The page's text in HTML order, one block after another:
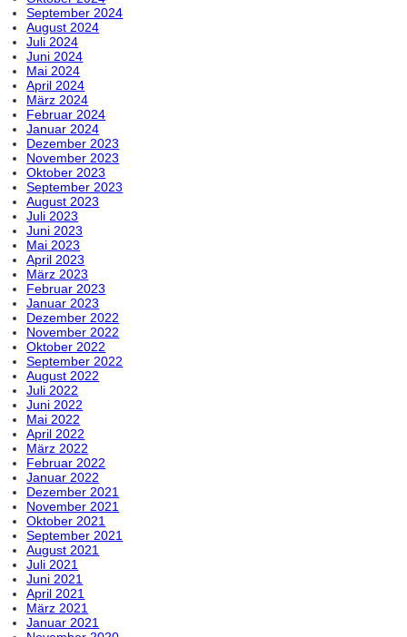
September 2024
August 2024
Juli 2024
Juni 2024
Mai 2024
April 2024
März 2024
Februar 2024
Januar 2024
Dezember 2023
November 2023
Oktober 2023
September 2023
August 2023
Juli 2023
Juni 2023
Mai 2023
April 2023
März 2023
Februar 2023
Januar 2023
Dezember 2022
November 2022
Oktober 2022
September 2022
August 2022
Juli 2022
Juni 2022
Mai 2022
April 2022
März 2022
Februar 2022
Januar 2022
Dezember 2021
November 2021
Oktober 2021
September 2021
August 2021
Juli 2021
Juni 2021
April 2021
März 2021
Januar 2021